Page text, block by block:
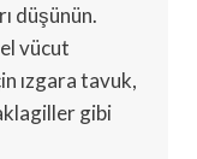
düşünün.
vücut
ızgara tavuk,
gibi